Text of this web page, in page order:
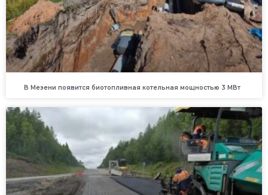
В Мезени появится биотопливная котельная мощностью 3 МВт